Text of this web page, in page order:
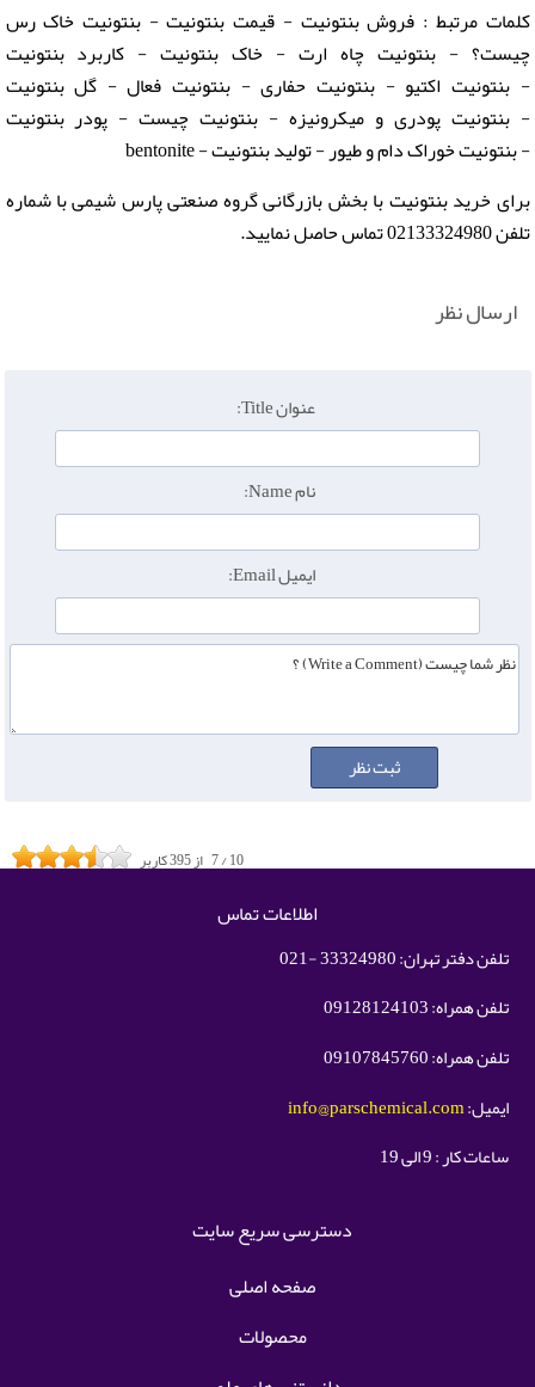
کلمات مرتبط : فروش بنتونیت - قیمت بنتونیت - بنتونیت خاک رس
چیست؟ - بنتونیت چاه ارت - خاک بنتونیت - کاربرد بنتونیت
- بنتونیت اکتیو - بنتونیت حفاری - بنتونیت فعال - گل بنتونیت
- بنتونیت پودری و میکرونیزه - بنتونیت چیست - پودر بنتونیت
- بنتونیت خوراک دام و طیور - تولید بنتونیت - bentonite
برای خرید بنتونیت با بخش بازرگانی گروه صنعتی پارس شیمی با شماره
تلفن 02133324980 تماس حاصل نمایید.
ارسال نظر
عنوان Title:
نام Name:
ایمیل Email:
7/10 از395کاربر
اطلاعات تماس
تلفن دفتر تهران: 33324980 -021
تلفن همراه: 09128124103
تلفن همراه: 09107845760
ایمیل:info@parschemical.com
ساعات کار : 9 الی 19
دسترسی سریع سایت
صفحه اصلی
محصولات